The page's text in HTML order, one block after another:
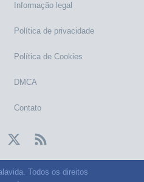
Informação legal
Política de privacidade
Política de Cookies
DMCA
Contato
Todos os direitos